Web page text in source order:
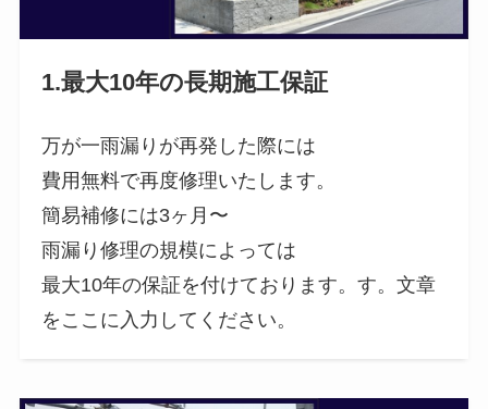
1.最大10年の長期施工保証
万が一雨漏りが再発した際には
費用無料で再度修理いたします。
簡易補修には3ヶ月〜
雨漏り修理の規模によっては
最大10年の保証を付けております。す。文章
をここに入力してください。